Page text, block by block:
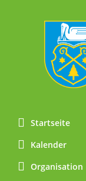
Startseite
Kalender
Organisation